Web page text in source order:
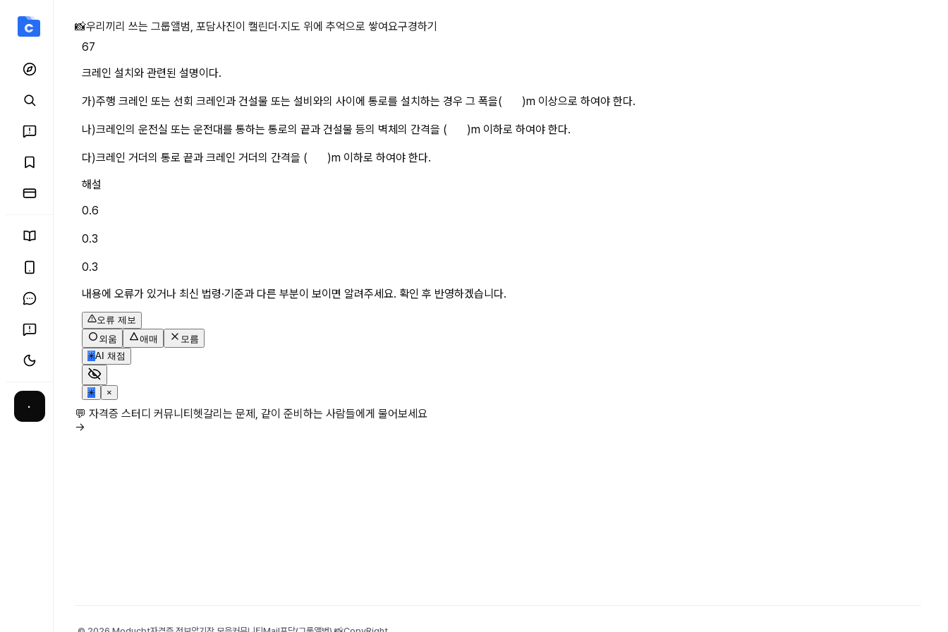
·
크레인 설치와 관련된 설명이다.가)주행 크레인 또는 선회 크레인과 건설물 상세 페이지
📸우리끼리 쓰는 그룹앨범, 포담사진이 캘린더·지도 위에 추억으로 쌓여요구경하기
67
크레인 설치와 관련된 설명이다.
가)주행 크레인 또는 선회 크레인과 건설물 또는 설비와의 사이에 통로를 설치하는 경우 그 폭을(       )m 이상으로 하여야 한다.
나)크레인의 운전실 또는 운전대를 통하는 통로의 끝과 건설물 등의 벽체의 간격을 (       )m 이하로 하여야 한다.
다)크레인 거더의 통로 끝과 크레인 거더의 간격을 (       )m 이하로 하여야 한다.
해설
0.6
0.3
0.3
내용에 오류가 있거나 최신 법령·기준과 다른 부분이 보이면 알려주세요. 확인 후 반영하겠습니다.
오류 제보
외움
애매
모름
✳AI 채점
✳ ×
💬 자격증 스터디 커뮤니티헷갈리는 문제, 같이 준비하는 사람들에게 물어보세요
→